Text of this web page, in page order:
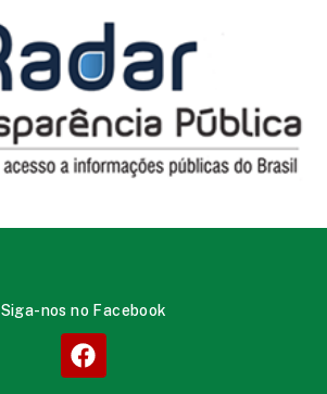
Siga-nos no Facebook